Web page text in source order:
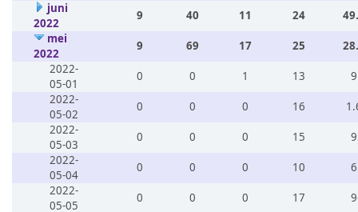
juni
2022
9 40 11 24
mei
2022
9 69 17 25
2022-
05-01
0 0 1 13
2022-
05-02
0 0 0 16
2022-
05-03
0 0 0 15
2022-
05-04
0 0 0 10
2022-
05-05
0 0 0 17